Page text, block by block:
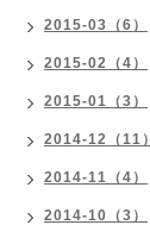
2015-03（6）
2015-02（4）
2015-01（3）
2014-12（11）
2014-11（4）
2014-10（3）